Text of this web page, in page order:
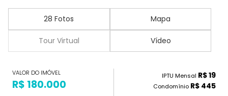
28 Fotos Mapa
Tour Virtual Vídeo
VALOR DO IMÓVEL
R$ 180.000
IPTU Mensal R$ 19
Condomínio R$ 445